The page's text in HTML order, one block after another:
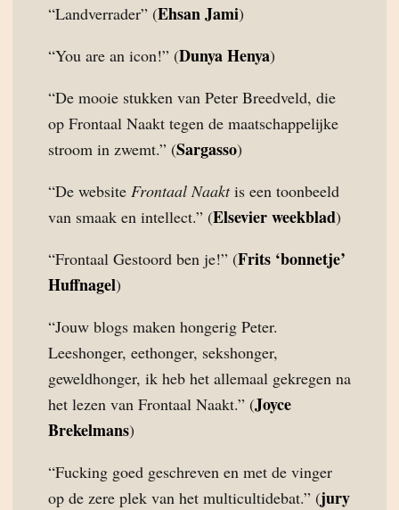
“Landverrader” (Ehsan Jami)
“You are an icon!” (Dunya Henya)
“De mooie stukken van Peter Breedveld, die
op Frontaal Naakt tegen de maatschappelijke
stroom in zwemt.” (Sargasso)
“De website Frontaal Naaktis een toonbeeld
van smaak en intellect.” (Elsevier weekblad)
“Frontaal Gestoord ben je!” (Frits ‘bonnetje’
Huffnagel)
“Jouw blogs maken hongerig Peter.
Leeshonger, eethonger, sekshonger,
geweldhonger, ik heb het allemaal gekregen na
het lezen van Frontaal Naakt.” (Joyce
Brekelmans)
“Fucking goed geschreven en met de vinger
op de zere plek van het multicultidebat.” (jury